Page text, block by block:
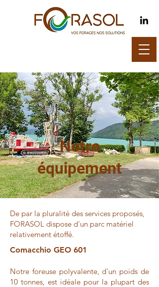
Notre
équipement
De par la pluralité des services proposés,
FORASOL dispose d'un parc matériel
relativement étoffé.
Comacchio GEO 601
Notre foreuse polyvalente, d'un poids de
10 tonnes, est idéale pour la plupart des